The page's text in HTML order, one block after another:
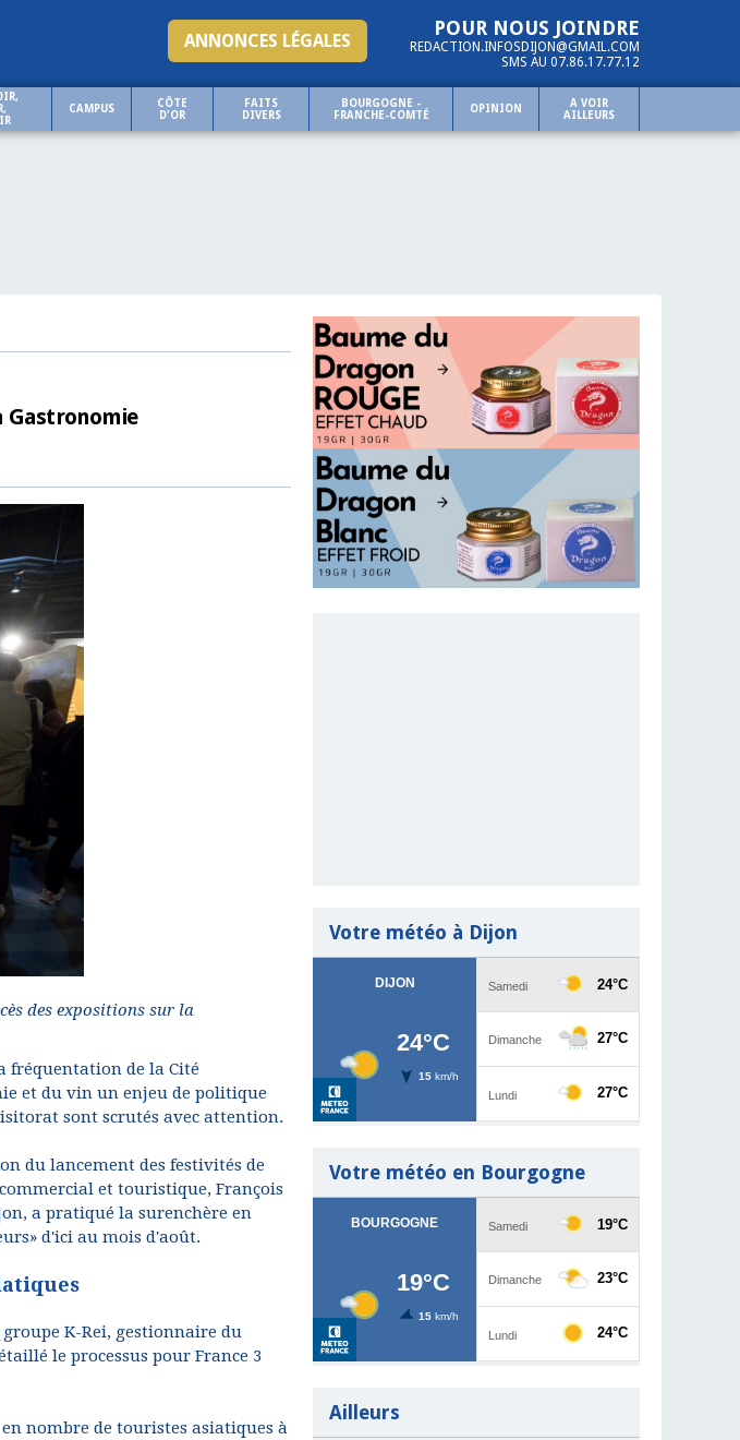
POUR NOUS JOINDRE
REDACTION.INFOSDIJON@GMAIL.COM
SMS AU 07.86.17.77.12
ANNONCES LÉGALES
CAMPUS
CÔTE
D'OR
FAITS
DIVERS
BOURGOGNE -
FRANCHE-COMTÉ
OPINION
A VOIR
AILLEURS
Gastronomie
des expositions sur la
fréquentation de la Cité
et du vin un enjeu de politique
sont scrutés avec attention.
du lancement des festivités de
et touristique, François
a pratiqué la surenchère en
d'ici au mois d'août.
K-Rei, gestionnaire du
le processus pour France 3
nombre de touristes asiatiques à
Votre météo à Dijon
Votre météo en Bourgogne
Ailleurs